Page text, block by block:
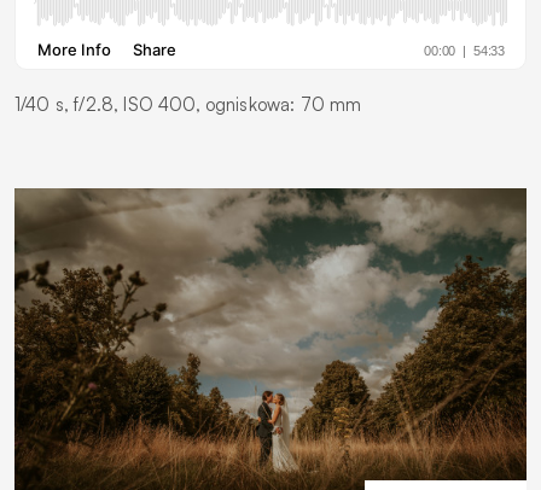
1/40 s, f/2.8, ISO 400, ogniskowa: 70 mm